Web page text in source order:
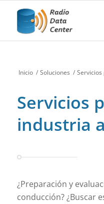
Inicio / Soluciones /
Servicios
industria
¿Preparación y
conducción? ¿Buscar